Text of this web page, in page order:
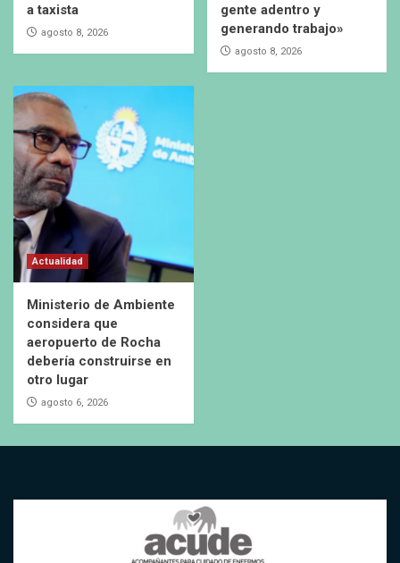
a taxista
agosto 8, 2026
gente adentro y
generando trabajo»
agosto 8, 2026
Actualidad
Ministerio de Ambiente
considera que
aeropuerto de Rocha
debería construirse en
otro lugar
agosto 6, 2026